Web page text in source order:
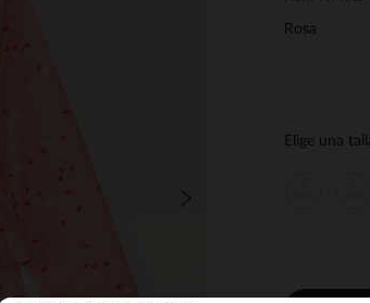
Rosa
Elige una